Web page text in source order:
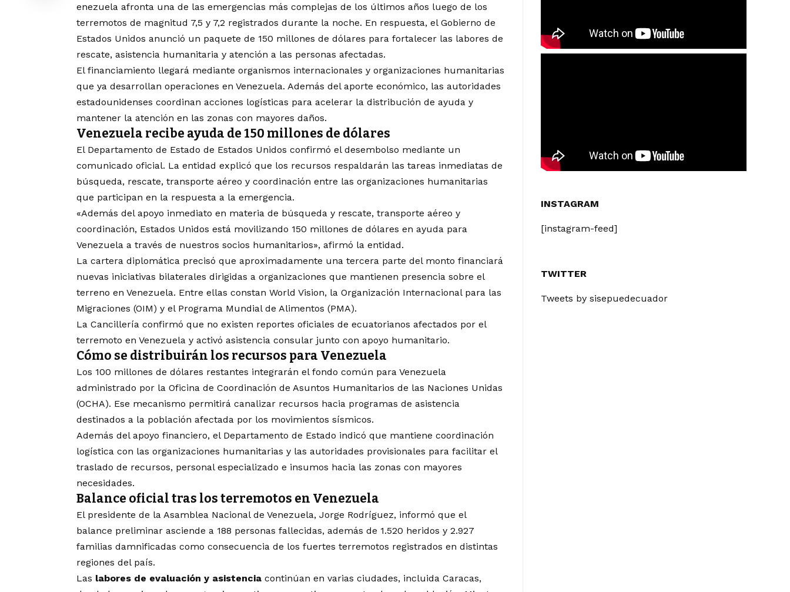
enezuela afronta una de las emergencias más complejas de los últimos años luego de los
terremotos de magnitud 7,5 y 7,2 registrados durante la noche. En respuesta, el Gobierno de
Estados Unidos anunció un paquete de 150 millones de dólares para fortalecer las labores de
rescate, asistencia humanitaria y atención a las personas afectadas.
El financiamiento llegará mediante organismos internacionales y organizaciones humanitarias
que ya desarrollan operaciones en Venezuela. Además del aporte económico, las autoridades
estadounidenses coordinan acciones logísticas para acelerar la distribución de ayuda y
mantener la atención en las zonas con mayores daños.
Venezuela recibe ayuda de 150 millones de dólares
El Departamento de Estado de Estados Unidos confirmó el desembolso mediante un
comunicado oficial. La entidad explicó que los recursos respaldarán las tareas inmediatas de
búsqueda, rescate, transporte aéreo y coordinación entre las organizaciones humanitarias
que participan en la respuesta a la emergencia.
«Además del apoyo inmediato en materia de búsqueda y rescate, transporte aéreo y
coordinación, Estados Unidos está movilizando 150 millones de dólares en ayuda para
Venezuela a través de nuestros socios humanitarios», afirmó la entidad.
La cartera diplomática precisó que aproximadamente una tercera parte del monto financiará
nuevas iniciativas bilaterales dirigidas a organizaciones que mantienen presencia sobre el
terreno en Venezuela. Entre ellas constan World Vision, la Organización Internacional para las
Migraciones (OIM) y el Programa Mundial de Alimentos (PMA).
La Cancillería confirmó que no existen reportes oficiales de ecuatorianos afectados por el
terremoto en Venezuela y activó asistencia consular junto con apoyo humanitario.
Cómo se distribuirán los recursos para Venezuela
Los 100 millones de dólares restantes integrarán el fondo común para Venezuela
administrado por la Oficina de Coordinación de Asuntos Humanitarios de las Naciones Unidas
(OCHA). Ese mecanismo permitirá canalizar recursos hacia programas de asistencia
destinados a la población afectada por los movimientos sísmicos.
Además del apoyo financiero, el Departamento de Estado indicó que mantiene coordinación
logística con las organizaciones humanitarias y las autoridades provisionales para facilitar el
traslado de recursos, personal especializado e insumos hacia las zonas con mayores
necesidades.
Balance oficial tras los terremotos en Venezuela
El presidente de la Asamblea Nacional de Venezuela, Jorge Rodríguez, informó que el
balance preliminar asciende a 188 personas fallecidas, además de 1.520 heridos y 2.927
familias damnificadas como consecuencia de los fuertes terremotos registrados en distintas
regiones del país.
Las labores de evaluación y asistencia continúan en varias ciudades, incluida Caracas,
INSTAGRAM
[instagram-feed]
TWITTER
Tweets by sisepuedecuador